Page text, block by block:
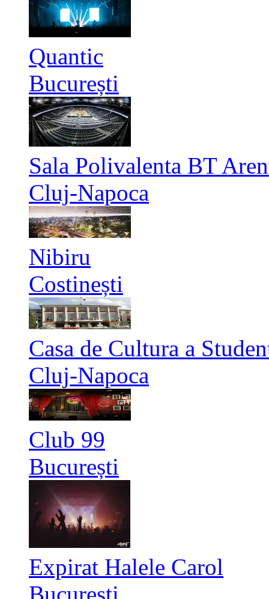
Quantic
București
Sala Polivalenta BT
Cluj-Napoca
Nibiru
Costinești
Casa de Cultura a
Cluj-Napoca
Club 99
București
Expirat Halele Carol